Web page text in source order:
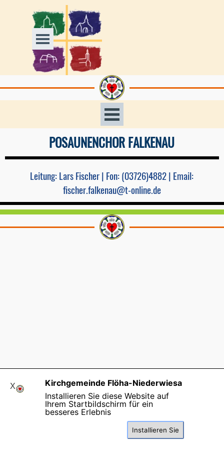
Direkt zum Seiteninhalt
Menü überspringen
Menü überspringenPOSAUNENCHOR FALKENAU
Leitung: Lars Fischer | Fon: (03726)4882 | Email:
fischer.falkenau@t-online.de
Dresdner Straße 4 | 09557 Flöha
Fon: 03726-7929027
Kontaktformular | Impressum |
|Spenden
Kirchgemeinde Flöha-Niederwiesa
Installieren Sie diese Website auf
Ihrem Startbildschirm für ein
besseres Erlebnis
Installieren Sie
X